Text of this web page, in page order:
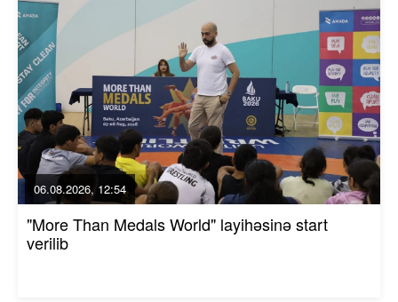
06.08.2026, 12:54
"More Than Medals World" layihəsinə start
verilib